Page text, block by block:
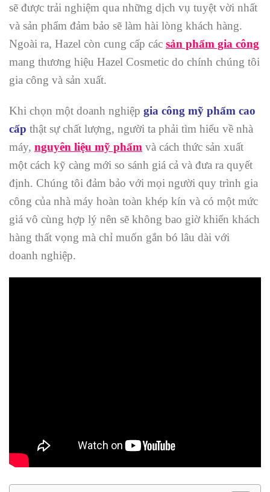
sẽ được trải nghiệm qua những dịch vụ tuyệt vời nhất
và sản phẩm đảm bảo sẽ làm hài lòng khách hàng.
Ngoài ra, Hazel còn cung cấp các sản phẩm gia công
mang thương hiệu Hazel Cosmetic do chính chúng tôi
gia công và sản xuất.
Khi chọn một doanh nghiệp gia công mỹ phẩm cao
cấp thật sự chất lượng, người ta phải tìm hiểu về nhà
máy, nguyên liệu mỹ phẩm và cách thức sản xuất
một cách kỹ càng mới so sánh giá cả và đưa ra quyết
định. Chúng tôi đảm bảo với mọi người quy trình gia
công của nhà máy hoàn toàn khép kín và có một mức
giá vô cùng hợp lý nên sẽ không bao giờ khiển khách
hàng thất vọng mà chỉ muốn gắn bó lâu dài với
doanh nghiệp.